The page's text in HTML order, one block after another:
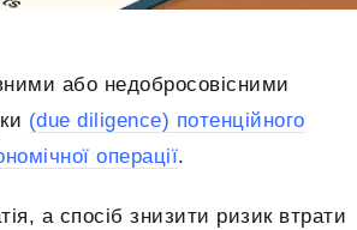
або недобросовісними
(due diligence) потенційного
операції.
а спосіб знизити ризик втрати